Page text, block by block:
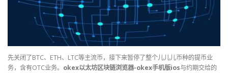
先关闭了BTC、ETH、LTC等主流币，接下来暂停了整个儿儿儿币种的提币业
务，含有OTC业务。 okex以太坊区块链浏览器-okex手机版ios与约期交给的